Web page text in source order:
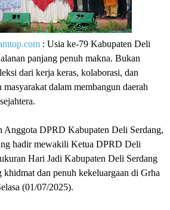
: Usia ke-79 Kabupaten Deli
panjang penuh makna. Bukan
dari kerja keras, kolaborasi, dan
dalam membangun daerah
Anggota DPRD Kabupaten Deli Serdang,
hadir mewakili Ketua DPRD Deli
Hari Jadi Kabupaten Deli Serdang
khidmat dan penuh kekeluargaan di Grha
(01/07/2025).